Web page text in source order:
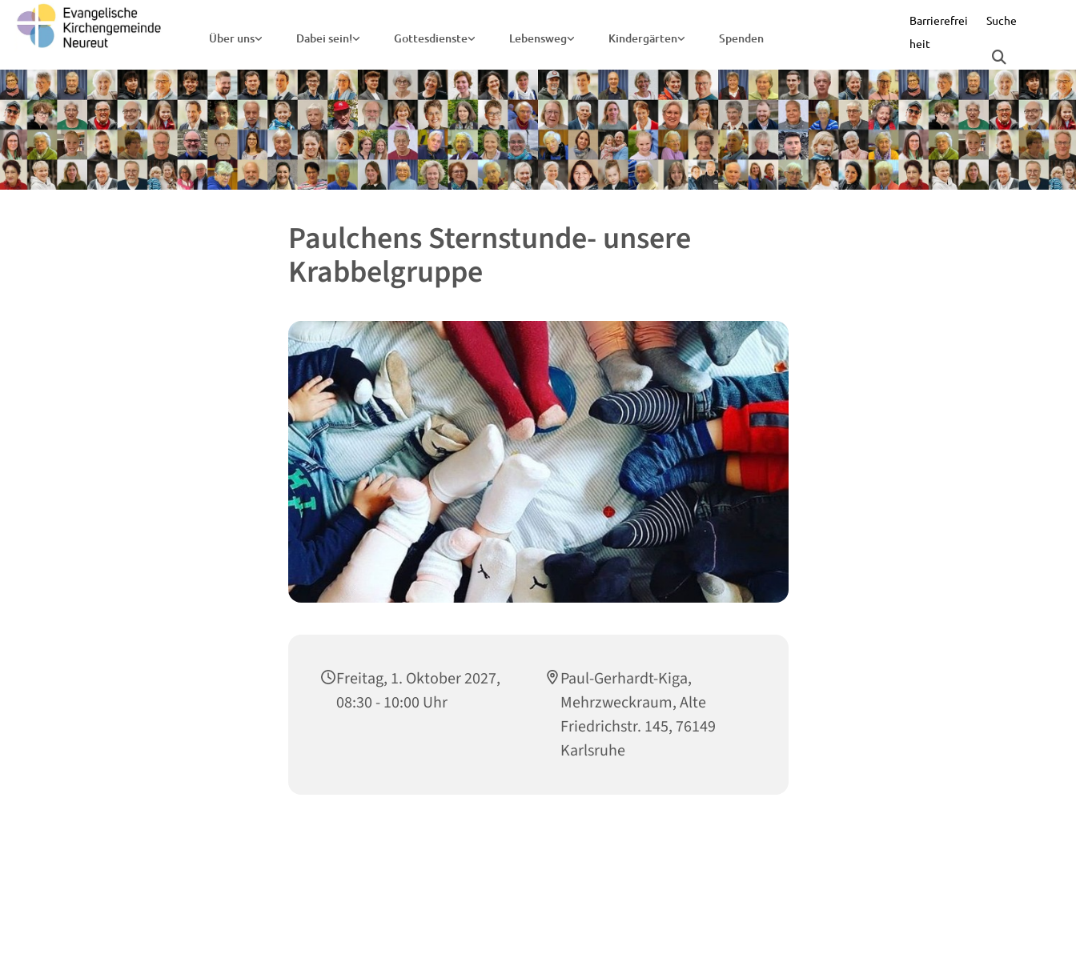
Über uns Dabei sein! Gottesdienste Lebensweg Kindergärten Spenden
Barrierefrei
heit
Suche
Paulchens Sternstunde- unsere
Krabbelgruppe
Freitag, 1. Oktober 2027,
08:30 - 10:00 Uhr
Paul-Gerhardt-Kiga,
Mehrzweckraum, Alte
Friedrichstr. 145, 76149
Karlsruhe